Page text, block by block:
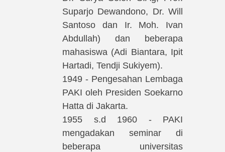
Suparjo Dewandono, Dr. Will
Santoso dan Ir. Moh. Ivan
Abdullah) dan beberapa
mahasiswa (Adi Biantara, Ipit
Hartadi, Tendji Sukiyem).
1949 - Pengesahan Lembaga
PAKI oleh Presiden Soekarno
Hatta di Jakarta.
1955 s.d 1960 - PAKI
mengadakan seminar di
beberapa universitas